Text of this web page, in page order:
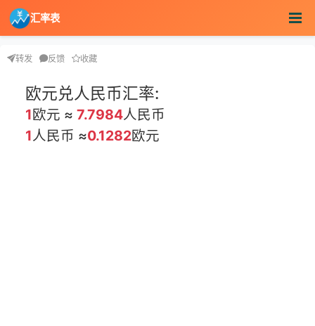
汇率表
转发 反馈 收藏
欧元兑人民币汇率:
1欧元 ≈ 7.7984人民币
1人民币 ≈0.1282欧元